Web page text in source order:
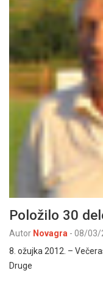
Položilo 30
Autor Novagra - 08/03/
8. ožujka 2012. –
Druge